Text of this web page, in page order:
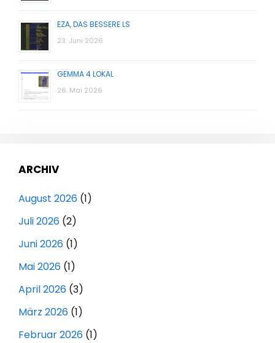
EZA, DAS BESSERE LS
23. Juni 2026
GEMMA 4 LOKAL
26. Mai 2026
ARCHIV
August 2026 (1)
Juli 2026 (2)
Juni 2026 (1)
Mai 2026 (1)
April 2026 (3)
März 2026 (1)
Februar 2026 (1)